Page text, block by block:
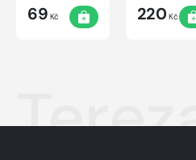
69 Kč 220Kč